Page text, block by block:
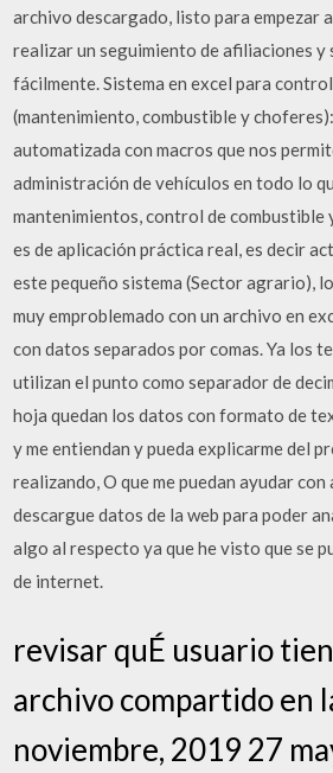
archivo descargado, listo para empezar
realizar un seguimiento de afiliaciones y
fácilmente. Sistema en excel para
(mantenimiento, combustible y
automatizada con macros que nos
administración de vehículos en todo lo
mantenimientos, control de combustible
es de aplicación práctica real, es decir
este pequeño sistema (Sector agrario),
muy emproblemado con un archivo en
con datos separados por comas. Ya los
utilizan el punto como separador de
hoja quedan los datos con formato de
y me entiendan y pueda explicarme del
realizando, O que me puedan ayudar
descargue datos de la web para poder
algo al respecto ya que he visto que se
de internet.
revisar quÉ usuario
archivo compartido en
noviembre, 2019 27